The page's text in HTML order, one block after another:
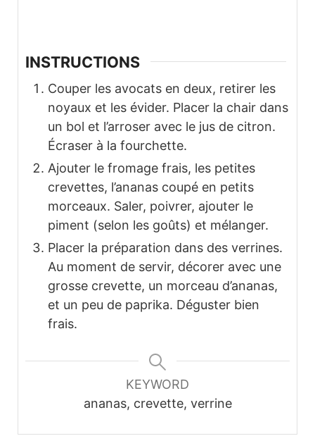
INSTRUCTIONS
Couper les avocats en deux, retirer les
noyaux et les évider. Placer la chair dans
un bol et l’arroser avec le jus de citron.
Écraser à la fourchette.
Ajouter le fromage frais, les petites
crevettes, l’ananas coupé en petits
morceaux. Saler, poivrer, ajouter le
piment (selon les goûts) et mélanger.
Placer la préparation dans des verrines.
Au moment de servir, décorer avec une
grosse crevette, un morceau d’ananas,
et un peu de paprika. Déguster bien
frais.
KEYWORD
ananas, crevette, verrine